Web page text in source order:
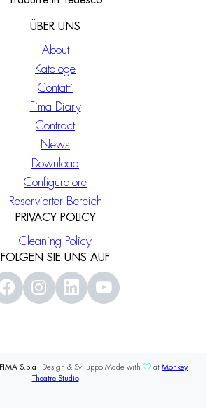
ÜBER UNS
About
Kataloge
Contatti
Fima Diary
Contract
News
Download
Configuratore
Reservierter Bereich
PRIVACY POLICY
Cleaning Policy
FOLGEN SIE UNS AUF
FIMA S.p.a - Design & Sviluppo Made with at Monkey
Theatre Studio